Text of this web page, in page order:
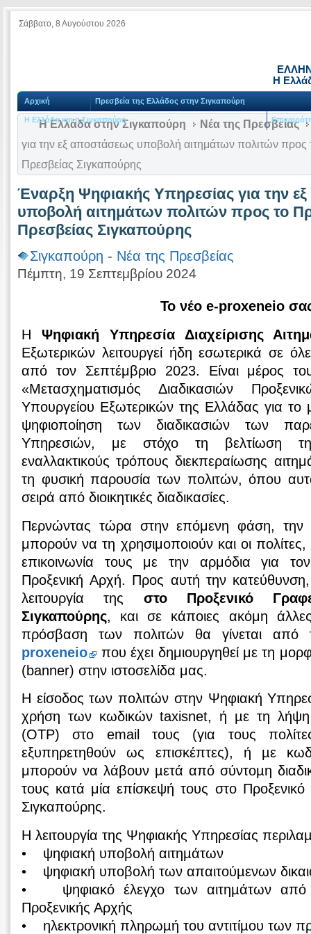
Σάββατο, 8 Αυγούστου 2026
Η
Αρχική Πρεσβεία της Ελλάδος στην Σιγκαπούρη
Η Ελλάδα και η Σιγκαπούρη
Η Ελλάδα στην Σιγκαπούρη Νέα της Πρεσβείας
για την εξ αποστάσεως υποβολή αιτημάτων πολιτών προς
Πρεσβείας Σιγκαπούρης
Έναρξη Ψηφιακής Υπηρεσίας για την
υποβολή αιτημάτων πολιτών προς το
Πρεσβείας Σιγκαπούρης
Σιγκαπούρη - Νέα της Πρεσβείας
Πέμπτη, 19 Σεπτεμβρίου 2024
Το νέο e-proxeneio
Η Ψηφιακή Υπηρεσία Διαχείρισης
Εξωτερικών λειτουργεί ήδη εσωτερικά σε
από τον Σεπτέμβριο 2023. Είναι μέρος
«Μετασχηματισμός Διαδικασιών
Υπουργείου Εξωτερικών της Ελλάδας για το
ψηφιοποίηση των διαδικασιών των
Υπηρεσιών, με στόχο τη βελτίωση
εναλλακτικούς τρόπους διεκπεραίωσης
τη φυσική παρουσία των πολιτών, όπου
σειρά από διοικητικές διαδικασίες.
Περνώντας τώρα στην επόμενη φάση, την
μπορούν να τη χρησιμοποιούν και οι
επικοινωνία τους με την αρμόδια για
Προξενική Αρχή. Προς αυτή την κατεύθυνση,
λειτουργία της στο Προξενικό
Σιγκαπούρης, και σε κάποιες ακόμη
πρόσβαση των πολιτών θα γίνεται από
proxeneio
που έχει δημιουργηθεί με τη
(banner) στην ιστοσελίδα μας.
Η είσοδος των πολιτών στην Ψηφιακή
χρήση των κωδικών taxisnet, ή µε τη λήψη
(OTP) στο email τους (για τους
εξυπηρετηθούν ως επισκέπτες), ή µε
μπορούν να λάβουν µετά από σύντοµη
τους κατά μία επίσκεψή τους στο Προξενικό
Σιγκαπούρης.
Η λειτουργία της Ψηφιακής Υπηρεσίας
• ψηφιακή υποβολή αιτηµάτων
• ψηφιακή υποβολή των απαιτούµενων
• ψηφιακό έλεγχο των αιτηµάτων από
Προξενικής Αρχής
• ηλεκτρονική πληρωµή του αντιτίµου των